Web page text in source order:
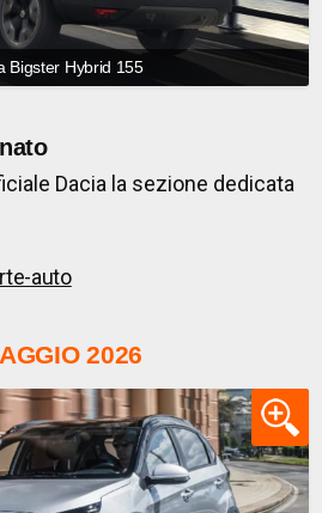
Bigster Hybrid 155
Dacia la sezione dedicata
auto
2026